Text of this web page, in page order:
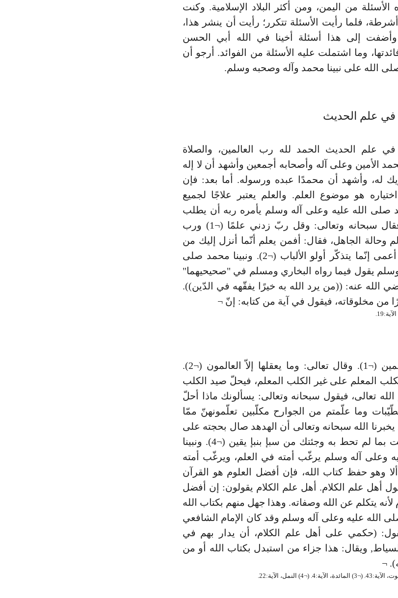
الأسئلة من اليمن، ومن أكثر البلاد الإسلامية. وكنت
فلما رأيت الأسئلة تتكرر؛ رأيت أن ينشر هذا،
إلى هذا أسئلة أخينا في الله أبي الحسن
وما اشتملت عليه الأسئلة من الفوائد. أرجو أن
الله على نبينا محمد وآله وصحبه وسلم.
في علم الحديث
علم الحديث الحمد لله رب العالمين، والصلاة
الأمين وعلى آله وأصحابه أجمعين وأشهد أن لا إله
له، وأشهد أن محمدًا عبده ورسوله. أما بعد: فإن
هو موضوع العلم. والعلم يعتبر علاجًا لجميع
صلى الله عليه وعلى آله وسلم يأمره ربه أن يطلب
الزيادة من العلم، فقال سبحانه وتعالى: وقل ربّ زدني علمًا (¬1) ورب
وحالة الجاهل، فقال: أفمن يعلم أنّما أنزل إليك من
ربّك الحقّ كمن هو أعمى إنّما يتذكّر أولو الألباب (¬2). ونبينا محمد صلى
وسلم يقول فيما رواه البخاري ومسلم في "صحيحيهما"
الله عنه: ((من يرد الله به خيرًا يفقّهه في الدّين)).
من مخلوقاته، فيقول في آية من كتابه: إنّ ¬
في ذلك لآيات للعالمين (¬1). وقال تعالى: وما يعقلها إلاّ العالمون (¬2).
المعلم على غير الكلب المعلم، فيحلّ صيد الكلب
تعالى، فيقول سبحانه وتعالى: يسألونك ماذا أحلّ
وما علّمتم من الجوارح مكلّبين تعلّمونهنّ ممّا
الله (¬3). بل يخبرنا الله سبحانه وتعالى أن الهدهد صال بحجته على
سليمان فقال: أحطت بما لم تحط به وجئتك من سبإ بنبإ يقين (¬4). ونبينا
وعلى آله وسلم يرغّب أمته في العلم، ويرغّب أمته
وهو حفظ كتاب الله، فإن أفضل العلوم هو القرآن
أهل علم الكلام. أهل علم الكلام يقولون: إن أفضل
لأنه يتكلم عن الله وصفاته. وهذا جهل منهم بكتاب الله
الله عليه وعلى آله وسلم وقد كان الإمام الشافعي
(حكمي على أهل علم الكلام، أن يدار بهم في
ويقال: هذا جزاء من استبدل بكتاب الله أو من
¬